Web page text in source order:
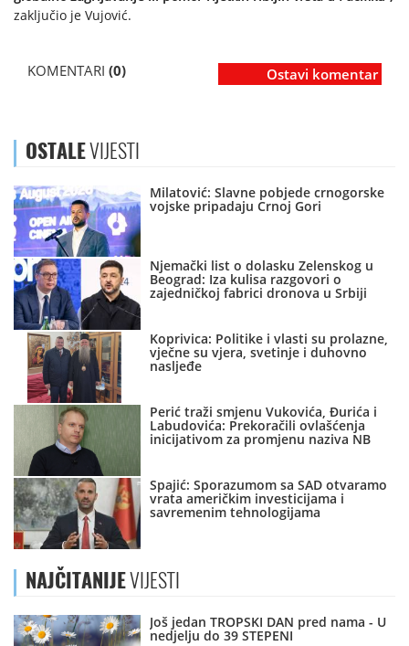
zaključio je Vujović.
KOMENTARI (0) Ostavi komentar
OSTALEVIJESTI
Milatović: Slavne pobjede crnogorske
vojske pripadaju Crnoj Gori
Njemački list o dolasku Zelenskog u
Beograd: Iza kulisa razgovori o
zajedničkoj fabrici dronova u Srbiji
Koprivica: Politike i vlasti su prolazne,
vječne su vjera, svetinje i duhovno
nasljeđe
Perić traži smjenu Vukovića, Đurića i
Labudovića: Prekoračili ovlašćenja
inicijativom za promjenu naziva NB
Spajić: Sporazumom sa SAD otvaramo
vrata američkim investicijama i
savremenim tehnologijama
NAJČITANIJEVIJESTI
Još jedan TROPSKI DAN pred nama - U
nedjelju do 39 STEPENI